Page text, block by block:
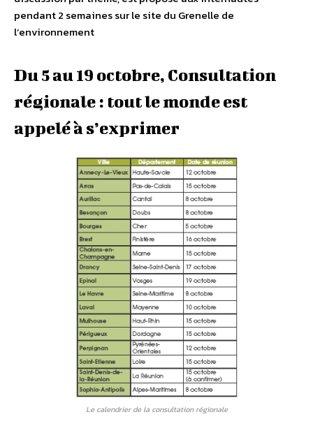
pendant 2 semaines sur le site du Grenelle de
l’environnement
Du 5 au 19 octobre, Consultation
régionale : tout le monde est
appelé à s’exprimer
Le calendrier de la consultation régionale